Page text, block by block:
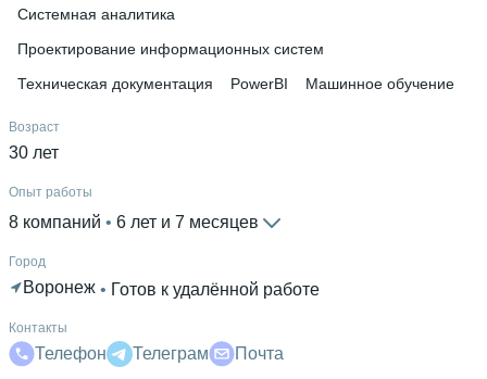
Системная аналитика
Проектирование информационных систем
Техническая документация
PowerBI Машинное обучение
Возраст
30 лет
Опыт работы
8 компаний 6 лет и 7 месяцев
Город
Воронеж • Готов к удалённой работе
Контакты
Телефон Телеграм Почта